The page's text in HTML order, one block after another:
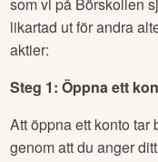
likartad ut för andra
aktier:
Steg 1: Öppna ett
Att öppna ett konto tar
genom att du anger